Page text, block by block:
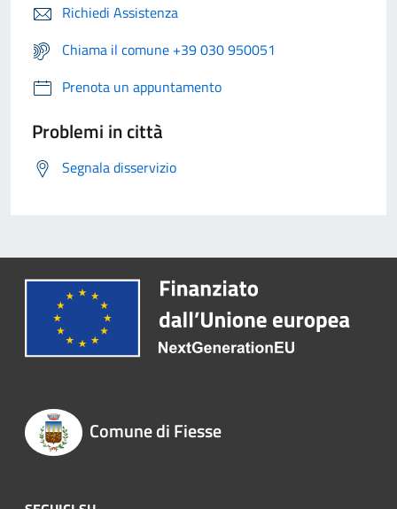
Richiedi Assistenza
Chiama il comune +39 030 950051
Prenota un appuntamento
Problemi in città
Segnala disservizio
Comune di Fiesse